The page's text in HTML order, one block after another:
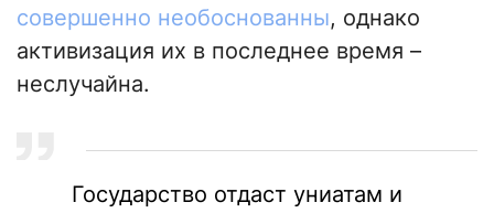
совершенно необоснованны, однако
активизация их в последнее время –
неслучайна.
Государство отдаст униатам и